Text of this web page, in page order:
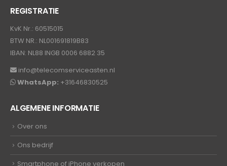
REGISTRATIE
KvK Nr.: 60515015
BTW NR.: NL001691819B83
IBAN: NL88 INGB 0006 6882 35
info@telecomserviceasten.nl
WhatsApp: +31646830525
ALGEMENE INFORMATIE
Over ons
Ons bedrijf
Smartphone of iPhone verkopen